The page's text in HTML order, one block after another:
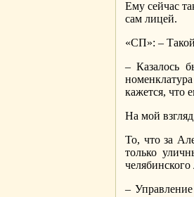
Ему сейчас
сам лицей.
«СП»: – Такой
– Казалось
кажется, что
На мой
То, что за
только
–